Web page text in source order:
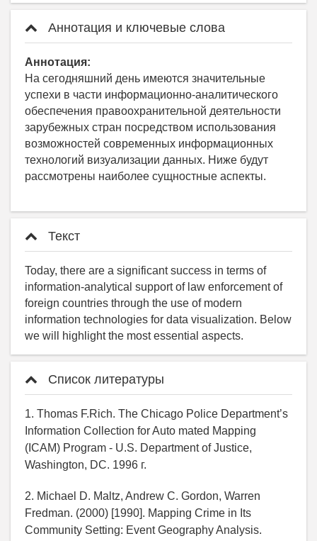
Аннотация и ключевые слова
Аннотация:
На сегодняшний день имеются значительные
успехи в части информационно-аналитического
обеспечения правоохранительной деятельности
зарубежных стран посредством использования
возможностей современных информационных
технологий визуализации данных. Ниже будут
рассмотрены наиболее сущностные аспекты.
Текст
Today, there are a significant success in terms of
information-analytical support of law enforcement of
foreign countries through the use of modern
information technologies for data visualization. Below
we will highlight the most essential aspects.
Список литературы
1. Thomas F.Rich. The Chicago Police Department’s
Information Collection for Auto mated Mapping
(ICAM) Program - U.S. Department of Justice,
Washington, DC. 1996 г.
2. Michael D. Maltz, Andrew C. Gordon, Warren
Fredman. (2000) [1990]. Mapping Crime in Its
Community Setting: Event Geography Analysis.